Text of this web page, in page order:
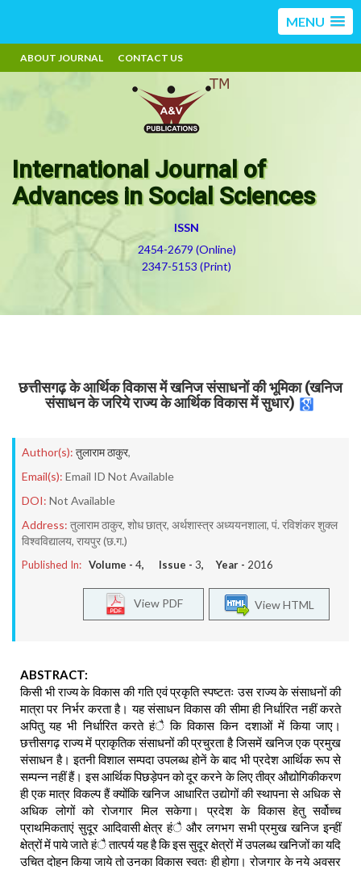
MENU
ABOUT JOURNAL CONTACT US
International Journal of
Advances in Social Sciences
ISSN
2454-2679 (Online)
2347-5153 (Print)
छत्तीसगढ़ के आर्थिक विकास में खनिज संसाधनों की भूमिका (खनिज
संसाधन के जरिये राज्य के आर्थिक विकास में सुधार)
Author(s): तुलाराम ठाकुर,
Email(s): Email ID Not Available
DOI: Not Available
Address: तुलाराम ठाकुर, शोध छात्र, अर्थशास्त्र अध्ययनशाला, पं. रविशंकर शुक्ल
विश्वविद्यालय, रायपुर (छ.ग.)
Published In: Volume - 4, Issue - 3, Year - 2016
View HTML
View PDF
ABSTRACT:
किसी भी राज्य के विकास की गति एवं प्रकृति स्पष्टतः उस राज्य के संसाधनों की
मात्रा पर निर्भर करता है। यह संसाधन विकास की सीमा ही निर्धारित नहीं करते
अपितु यह भी निर्धारित करते हंै कि विकास किन दशाओं में किया जाए।
छत्तीसगढ़ राज्य में प्राकृतिक संसाधनों की प्रचुरता है जिसमें खनिज एक प्रमुख
संसाधन है। इतनी विशाल सम्पदा उपलब्ध होनें के बाद भी प्रदेश आर्थिक रूप से
सम्पन्न नहीं हैं। इस आर्थिक पिछड़ेपन को दूर करने के लिए तीव्र औद्योगिकीकरण
ही एक मात्र विकल्प हैं क्योंकि खनिज आधारित उद्योगों की स्थापना से अधिक से
अधिक लोगों को रोजगार मिल सकेगा। प्रदेश के विकास हेतु सर्वोच्च
प्राथमिकताएं सुदूर आदिवासी क्षेत्र हंै और लगभग सभी प्रमुख खनिज इन्हीं
क्षेत्रों में पाये जाते हंै तात्पर्य यह है कि इस सुदूर क्षेत्रों में उपलब्ध खनिजों का यदि
उचित दोहन किया जाये तो उनका विकास स्वतः ही होगा। रोजगार के नये अवसर